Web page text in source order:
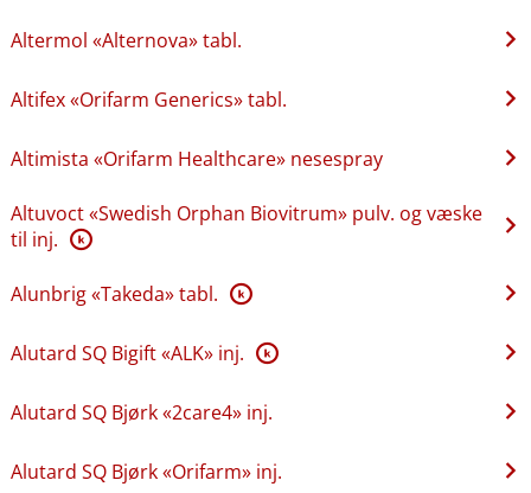
Altermol «Alternova» tabl.
Altifex «Orifarm Generics» tabl.
Altimista «Orifarm Healthcare» nesespray
Altuvoct «Swedish Orphan Biovitrum» pulv. og væske
til inj. K
Alunbrig «Takeda» tabl. K
Alutard SQ Bigift «ALK» inj. K
Alutard SQ Bjørk «2care4» inj.
Alutard SQ Bjørk «Orifarm» inj.